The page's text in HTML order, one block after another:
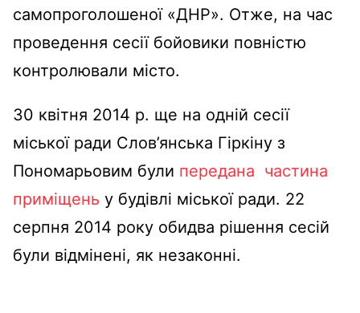
самопроголошеної «ДНР». Отже, на час
проведення сесії бойовики повністю
контролювали місто.
30 квітня 2014 р. ще на одній сесії
міської ради Слов’янська Гіркіну з
Пономарьовим були передана частина
приміщень у будівлі міської ради. 22
серпня 2014 року обидва рішення сесій
були відмінені, як незаконні.